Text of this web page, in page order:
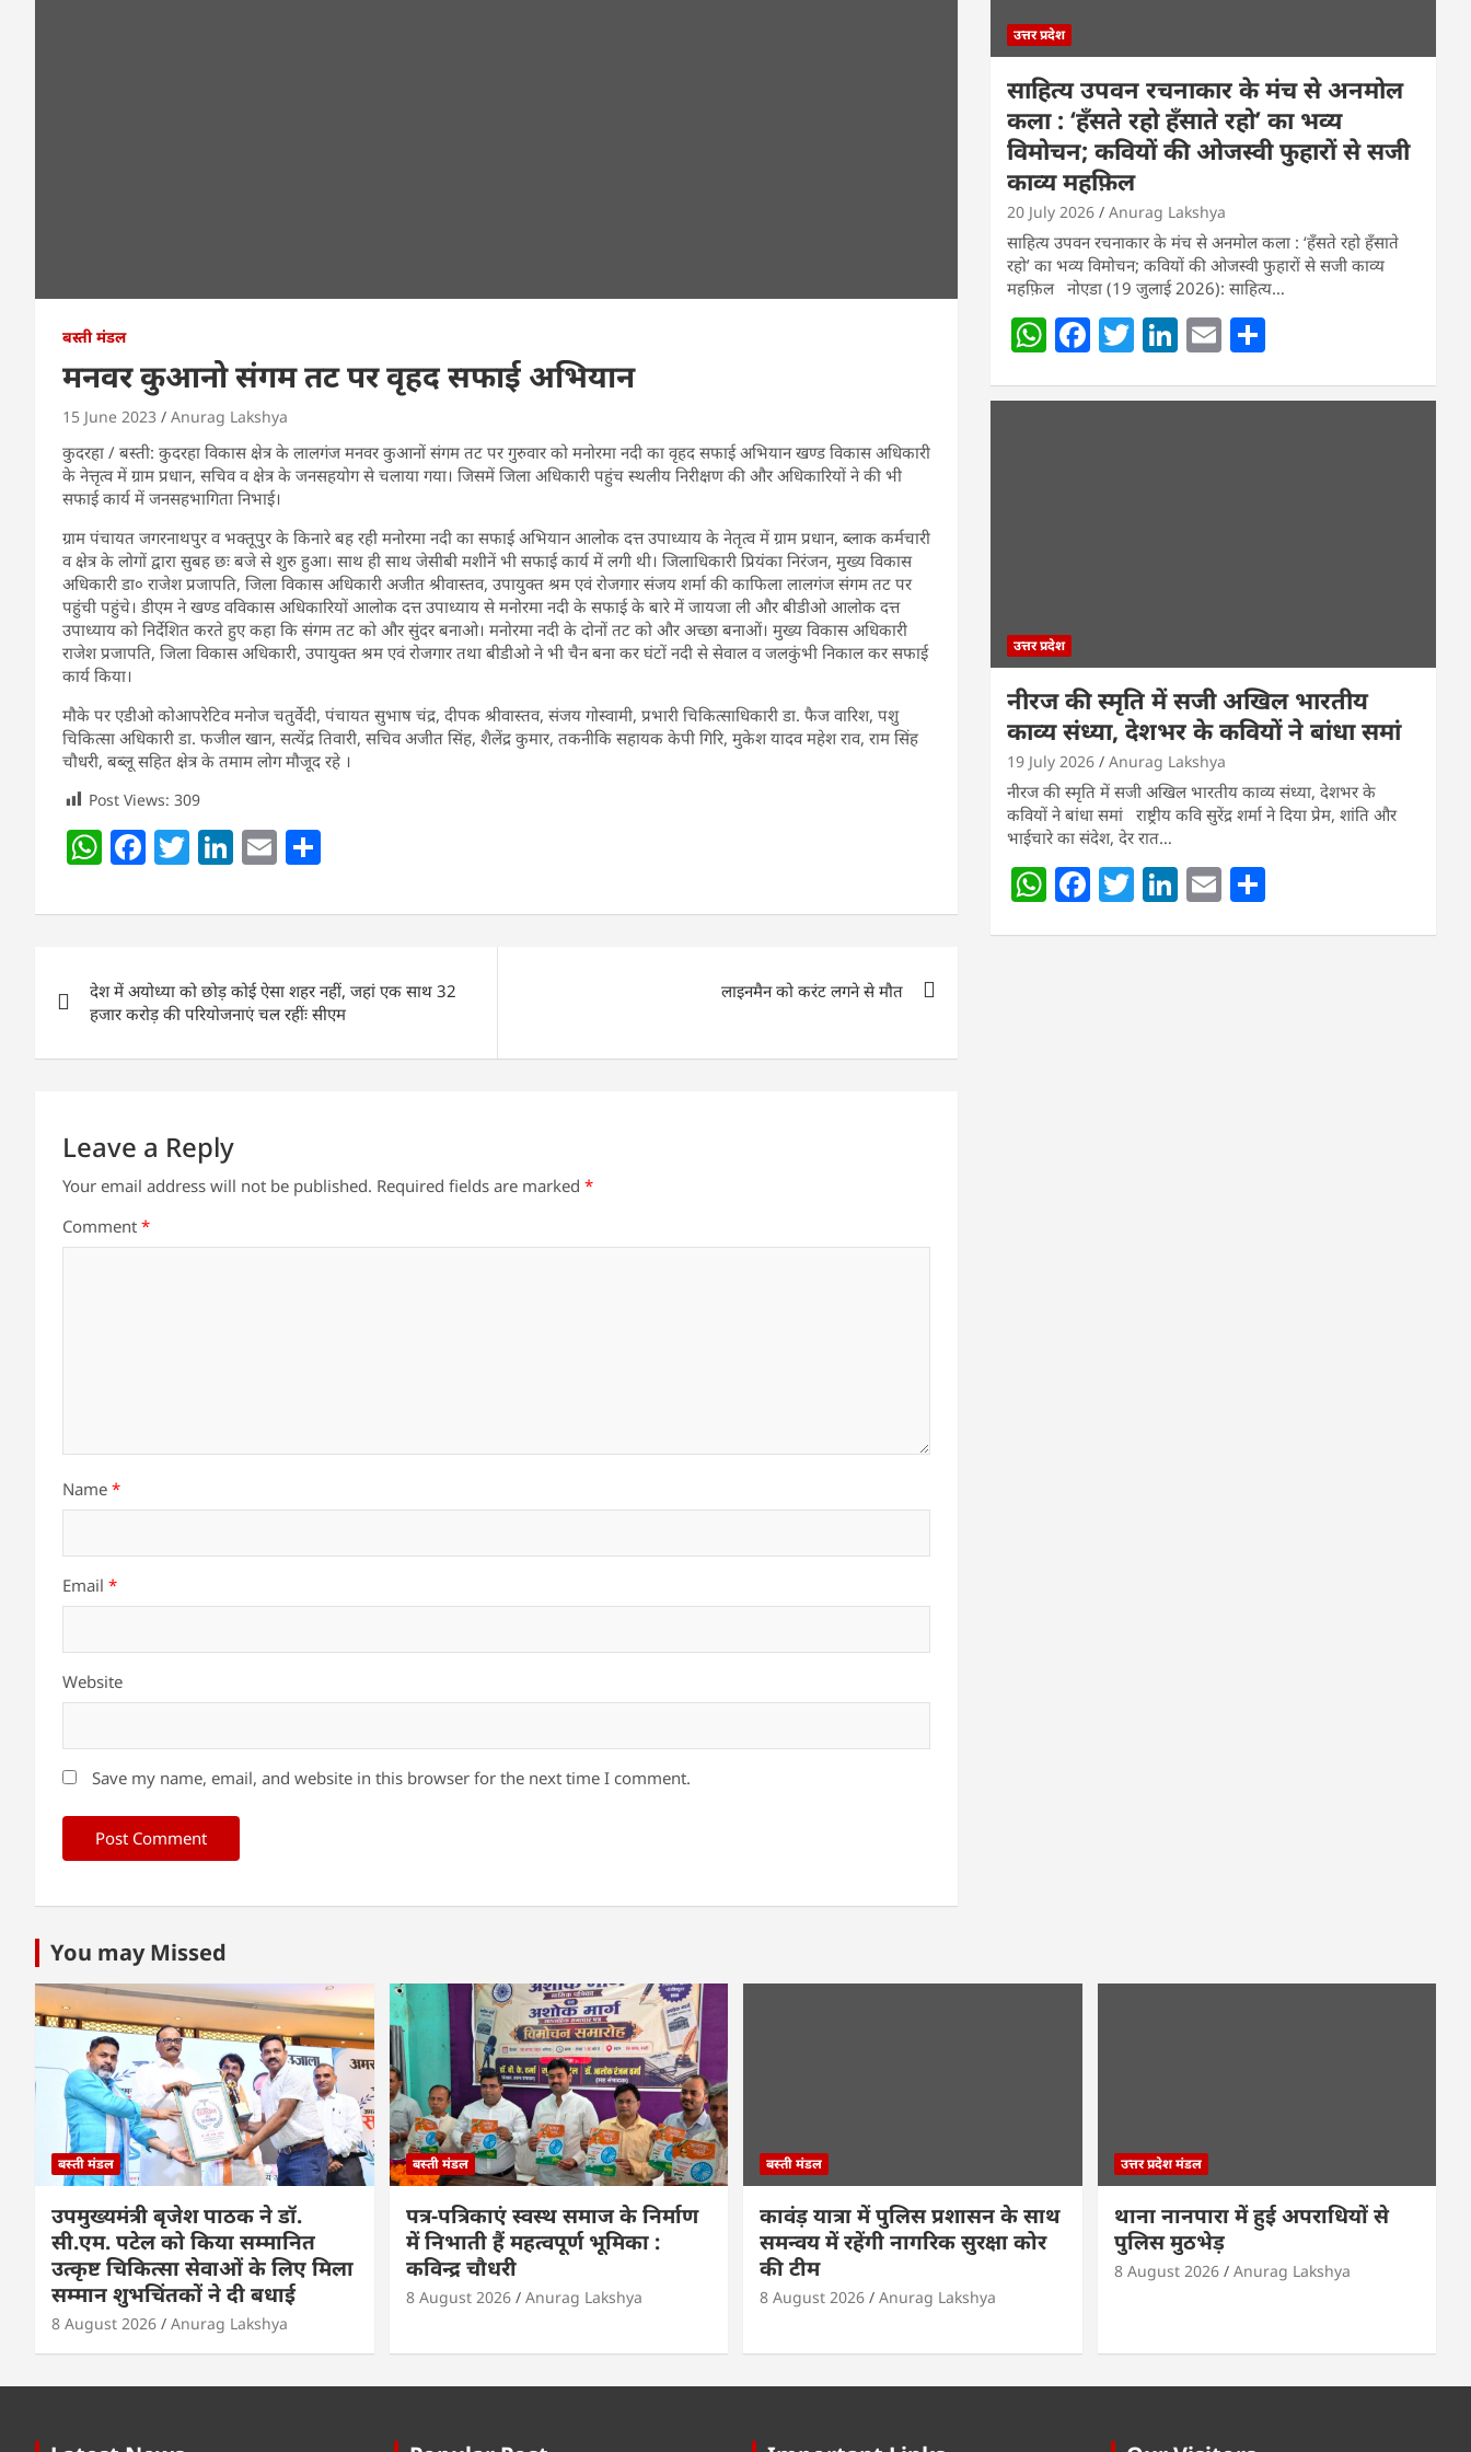
बस्ती मंडल
मनवर कुआनो संगम तट पर वृहद सफाई अभियान
15 June 2023 Anurag Lakshya
कुदरहा / बस्ती: कुदरहा विकास क्षेत्र के लालगंज मनवर कुआनों संगम तट पर गुरुवार को मनोरमा नदी का वृहद सफाई अभियान खण्ड विकास अधिकारी
के नेत्तृत्व में ग्राम प्रधान, सचिव व क्षेत्र के जनसहयोग से चलाया गया। जिसमें जिला अधिकारी पहुंच स्थलीय निरीक्षण की और अधिकारियों ने की भी
सफाई कार्य में जनसहभागिता निभाई।
ग्राम पंचायत जगरनाथपुर व भक्तूपुर के किनारे बह रही मनोरमा नदी का सफाई अभियान आलोक दत्त उपाध्याय के नेतृत्व में ग्राम प्रधान, ब्लाक कर्मचारी
व क्षेत्र के लोगों द्वारा सुबह छः बजे से शुरु हुआ। साथ ही साथ जेसीबी मशीनें भी सफाई कार्य में लगी थी। जिलाधिकारी प्रियंका निरंजन, मुख्य विकास
अधिकारी डा० राजेश प्रजापति, जिला विकास अधिकारी अजीत श्रीवास्तव, उपायुक्त श्रम एवं रोजगार संजय शर्मा की काफिला लालगंज संगम तट पर
पहुंची पहुंचे। डीएम ने खण्ड वविकास अधिकारियों आलोक दत्त उपाध्याय से मनोरमा नदी के सफाई के बारे में जायजा ली और बीडीओ आलोक दत्त
उपाध्याय को निर्देशित करते हुए कहा कि संगम तट को और सुंदर बनाओ। मनोरमा नदी के दोनों तट को और अच्छा बनाओं। मुख्य विकास अधिकारी
राजेश प्रजापति, जिला विकास अधिकारी, उपायुक्त श्रम एवं रोजगार तथा बीडीओ ने भी चैन बना कर घंटों नदी से सेवाल व जलकुंभी निकाल कर सफाई
कार्य किया।
मौके पर एडीओ कोआपरेटिव मनोज चतुर्वेदी, पंचायत सुभाष चंद्र, दीपक श्रीवास्तव, संजय गोस्वामी, प्रभारी चिकित्साधिकारी डा. फैज वारिश, पशु
चिकित्सा अधिकारी डा. फजील खान, सत्येंद्र तिवारी, सचिव अजीत सिंह, शैलेंद्र कुमार, तकनीकि सहायक केपी गिरि, मुकेश यादव महेश राव, राम सिंह
चौधरी, बब्लू सहित क्षेत्र के तमाम लोग मौजूद रहे ।
Post Views: 309
W
at
A
p
p
F
c
b
o
o
T
itt
Li
k
dI
n
E
ai ar
navigation
देश में अयोध्या को छोड़ कोई ऐसा शहर नहीं, जहां एक साथ 32
हजार करोड़ की परियोजनाएं चल रहींः सीएम
लाइनमैन को करंट लगने से मौत
Leave a Reply
Your email address will not be published. Required fields are marked *
Comment *
Name *
Email *
Website
Save my name, email, and website in this browser for the next time I comment.
उत्तर प्रदेश
साहित्य उपवन रचनाकार के मंच से अनमोल
कला : ‘हॅंसते रहो हॅंसाते रहो’ का भव्य
विमोचन; कवियों की ओजस्वी फुहारों से सजी
काव्य महफ़िल
20 July 2026 Anurag Lakshya
साहित्य उपवन रचनाकार के मंच से अनमोल कला : ‘हॅंसते रहो हॅंसाते
रहो’ का भव्य विमोचन; कवियों की ओजस्वी फुहारों से सजी काव्य
महफ़िल नोएडा (19 जुलाई 2026): साहित्य…
W
h
at
F
a
c
T
w
itt
Li
n
k
E
m
ai ar
उत्तर प्रदेश
नीरज की स्मृति में सजी अखिल भारतीय
काव्य संध्या, देशभर के कवियों ने बांधा समां
19 July 2026 Anurag Lakshya
नीरज की स्मृति में सजी अखिल भारतीय काव्य संध्या, देशभर के
कवियों ने बांधा समां राष्ट्रीय कवि सुरेंद्र शर्मा ने दिया प्रेम, शांति और
भाईचारे का संदेश, देर रात…
W
h
F
a
T
w
Li
n
E
m
You may Missed
बस्ती मंडल
उपमुख्यमंत्री बृजेश पाठक ने डॉ.
सी.एम. पटेल को किया सम्मानित
उत्कृष्ट चिकित्सा सेवाओं के लिए मिला
सम्मान शुभचिंतकों ने दी बधाई
8 August 2026 Anurag Lakshya
बस्ती मंडल
पत्र-पत्रिकाएं स्वस्थ समाज के निर्माण
में निभाती हैं महत्वपूर्ण भूमिका :
कविन्द्र चौधरी
8 August 2026 Anurag Lakshya
बस्ती मंडल
कावंड़ यात्रा में पुलिस प्रशासन के साथ
समन्वय में रहेंगी नागरिक सुरक्षा कोर
की टीम
8 August 2026 Anurag Lakshya
उत्तर प्रदेश मंडल
थाना नानपारा में हुई अपराधियों से
पुलिस मुठभेड़
8 August 2026 Anurag Lakshya